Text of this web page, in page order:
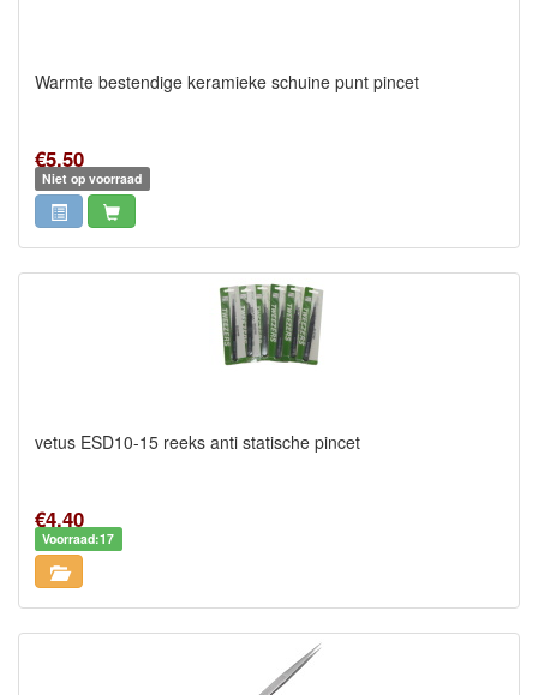
Warmte bestendige keramieke schuine punt pincet
€5,50
Niet op voorraad
vetus ESD10-15 reeks anti statische pincet
€4,40
Voorraad:17